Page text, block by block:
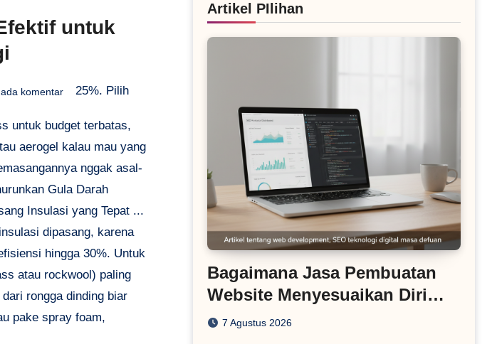
untuk
komentar 25%. Pilih
untuk budget terbatas,
aerogel kalau mau yang
nggak asal-
Gula Darah
Insulasi yang Tepat ...
dipasang, karena
hingga 30%. Untuk
atau rockwool) paling
rongga dinding biar
pake spray foam,
Artikel PIlihan
Bagaimana Jasa Pembuatan
Website Menyesuaikan Diri
dengan Algoritma SEO Masa
7 Agustus 2026